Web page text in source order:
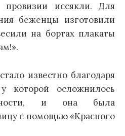
провизии иссякли. Для
беженцы изготовили
на бортах плакаты
известно благодаря
которой осложнилось
и она была
с помощью «Красного